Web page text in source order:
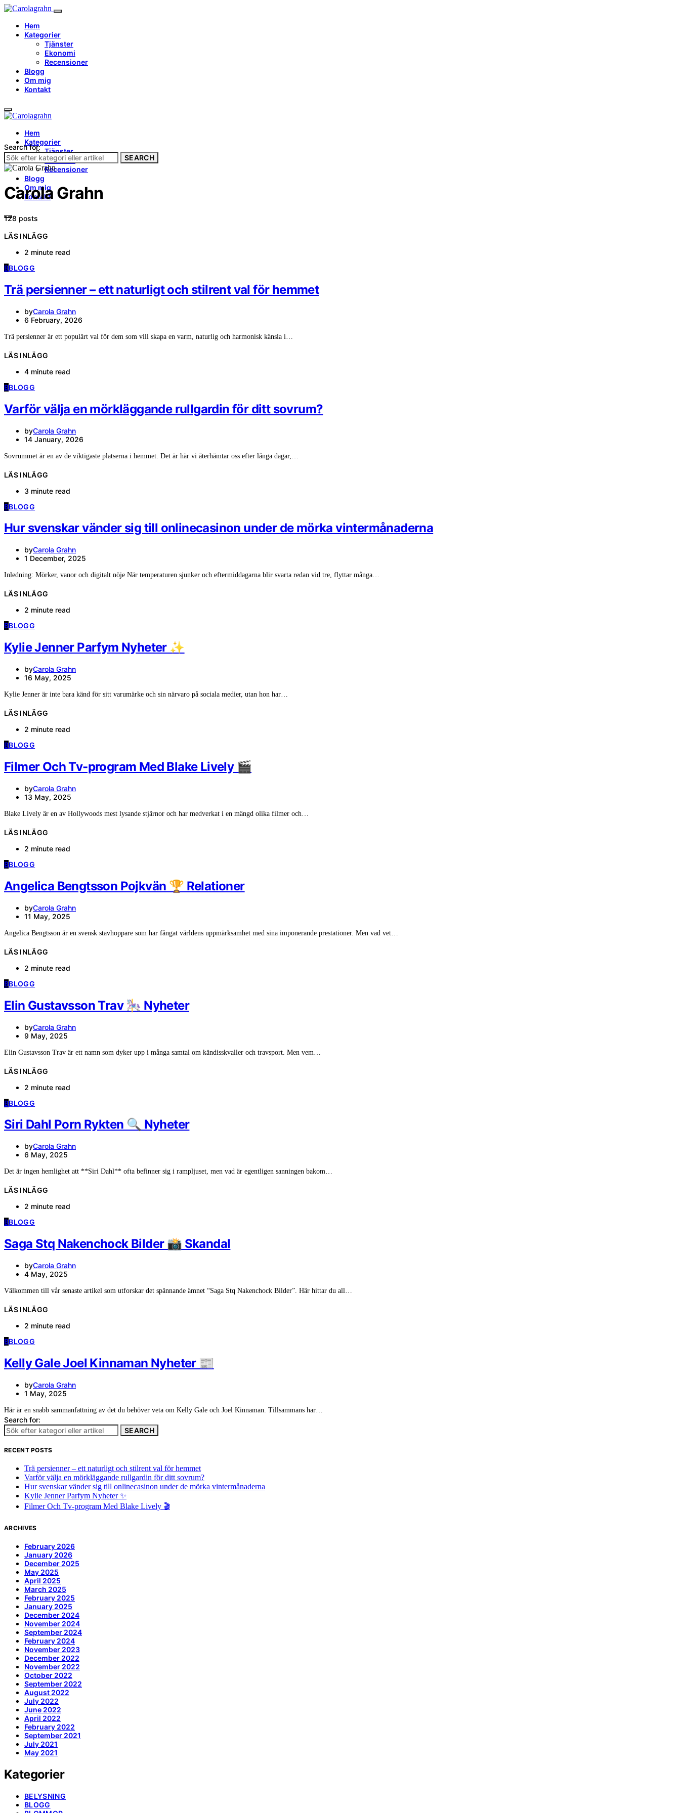
Hem
Kategorier
Tjänster
Ekonomi
Recensioner
Blogg
Om mig
Kontakt
Hem
Kategorier
Tjänster
Ekonomi
Recensioner
Blogg
Om mig
Kontakt
Search for:
SEARCH
Carola Grahn
128 posts
LÄS INLÄGG
2 minute read
BBLOGG
Trä persienner – ett naturligt och stilrent val för hemmet
byCarola Grahn
6 February, 2026
Trä persienner är ett populärt val för dem som vill skapa en varm, naturlig och harmonisk känsla i…
LÄS INLÄGG
4 minute read
BBLOGG
Varför välja en mörkläggande rullgardin för ditt sovrum?
byCarola Grahn
14 January, 2026
Sovrummet är en av de viktigaste platserna i hemmet. Det är här vi återhämtar oss efter långa dagar,…
LÄS INLÄGG
3 minute read
BBLOGG
Hur svenskar vänder sig till onlinecasinon under de mörka vintermånaderna
byCarola Grahn
1 December, 2025
Inledning: Mörker, vanor och digitalt nöje När temperaturen sjunker och eftermiddagarna blir svarta redan vid tre, flyttar många…
LÄS INLÄGG
2 minute read
BBLOGG
Kylie Jenner Parfym Nyheter ✨
byCarola Grahn
16 May, 2025
Kylie Jenner är inte bara känd för sitt varumärke och sin närvaro på sociala medier, utan hon har…
LÄS INLÄGG
2 minute read
BBLOGG
Filmer Och Tv-program Med Blake Lively 🎬
byCarola Grahn
13 May, 2025
Blake Lively är en av Hollywoods mest lysande stjärnor och har medverkat i en mängd olika filmer och…
LÄS INLÄGG
2 minute read
BBLOGG
Angelica Bengtsson Pojkvän 🏆 Relationer
byCarola Grahn
11 May, 2025
Angelica Bengtsson är en svensk stavhoppare som har fångat världens uppmärksamhet med sina imponerande prestationer. Men vad vet…
LÄS INLÄGG
2 minute read
BBLOGG
Elin Gustavsson Trav 🎠 Nyheter
byCarola Grahn
9 May, 2025
Elin Gustavsson Trav är ett namn som dyker upp i många samtal om kändisskvaller och travsport. Men vem…
LÄS INLÄGG
2 minute read
BBLOGG
Siri Dahl Porn Rykten 🔍 Nyheter
byCarola Grahn
6 May, 2025
Det är ingen hemlighet att **Siri Dahl** ofta befinner sig i rampljuset, men vad är egentligen sanningen bakom…
LÄS INLÄGG
2 minute read
BBLOGG
Saga Stq Nakenchock Bilder 📸 Skandal
byCarola Grahn
4 May, 2025
Välkommen till vår senaste artikel som utforskar det spännande ämnet “Saga Stq Nakenchock Bilder”. Här hittar du all…
LÄS INLÄGG
2 minute read
BBLOGG
Kelly Gale Joel Kinnaman Nyheter 📰
byCarola Grahn
1 May, 2025
Här är en snabb sammanfattning av det du behöver veta om Kelly Gale och Joel Kinnaman. Tillsammans har…
Search for:
SEARCH
RECENT POSTS
Trä persienner – ett naturligt och stilrent val för hemmet
Varför välja en mörkläggande rullgardin för ditt sovrum?
Hur svenskar vänder sig till onlinecasinon under de mörka vintermånaderna
Kylie Jenner Parfym Nyheter ✨
Filmer Och Tv-program Med Blake Lively 🎬
ARCHIVES
February 2026
January 2026
December 2025
May 2025
April 2025
March 2025
February 2025
January 2025
December 2024
November 2024
September 2024
February 2024
November 2023
December 2022
November 2022
October 2022
September 2022
August 2022
July 2022
June 2022
April 2022
February 2022
September 2021
July 2021
May 2021
Kategorier
BELYSNING
BLOGG